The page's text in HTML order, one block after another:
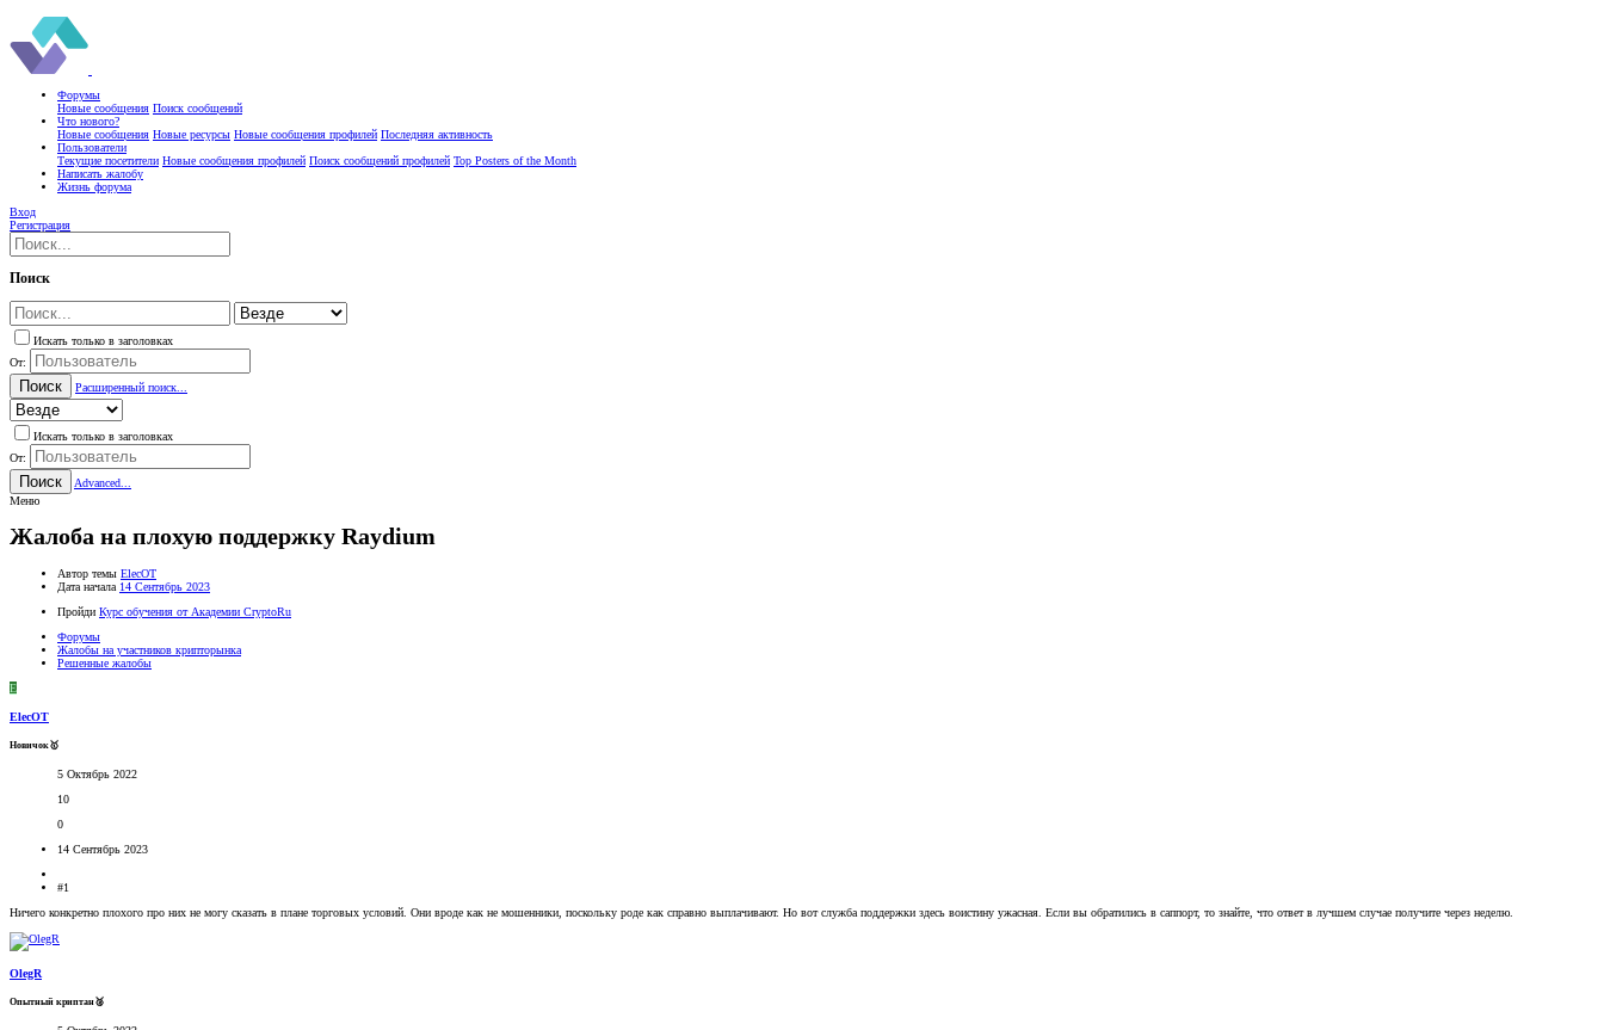
Форумы
Новые сообщения Поиск сообщений
Что нового?
Новые сообщения Новые ресурсы Новые сообщения профилей Последняя активность
Пользователи
Текущие посетители Новые сообщения профилей Поиск сообщений профилей Top Posters of the Month
Написать жалобу
Жизнь форума
Вход
Регистрация
Поиск
Искать только в заголовках
От:
Поиск Расширенный поиск...
Искать только в заголовках
От:
Поиск
Advanced...
Меню
Жалоба на плохую поддержку Raydium
Автор темы ElecOT
Дата начала 14 Сентябрь 2023
Пройди Курс обучения от Академии CryptoRu
Форумы
Жалобы на участников крипторынка
Решенные жалобы
E
ElecOT
Новичок🥇
5 Октябрь 2022
10
0
14 Сентябрь 2023
#1
Ничего конкретно плохого про них не могу сказать в плане торговых условий. Они вроде как не мошенники, поскольку роде как справно выплачивают. Но вот служба поддержки здесь воистину ужасная. Если вы обратились в саппорт, то знайте, что ответ в лучшем случае получите через неделю.
OlegR
Опытный криптан🥈